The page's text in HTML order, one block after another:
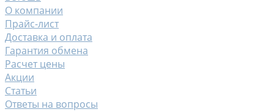
О компании
Прайс-лист
Доставка и оплата
Гарантия обмена
Расчет цены
Акции
Статьи
Ответы на вопросы